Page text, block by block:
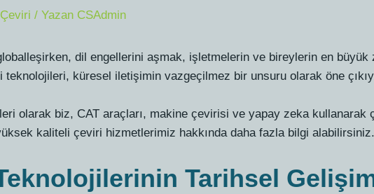
Çeviri / Yazan CSAdmin
dil engellerini aşmak, işletmelerin ve bireylerin en büyük
teknolojileri, küresel iletişimin vazgeçilmez bir unsuru olarak öne
olarak biz, CAT araçları, makine çevirisi ve yapay zeka kullanarak
kaliteli çeviri hizmetlerimiz hakkında daha fazla bilgi alabilirsiniz.
Tarihsel